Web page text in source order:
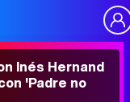
Inés Hernand
'Padre no